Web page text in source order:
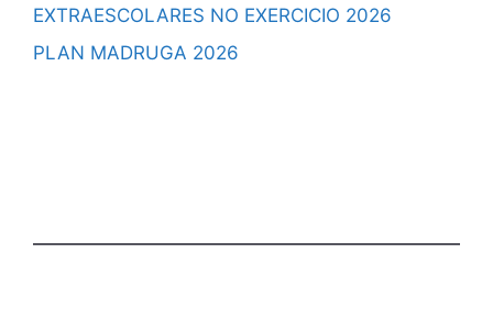
EXTRAESCOLARES NO EXERCICIO 2026
PLAN MADRUGA 2026